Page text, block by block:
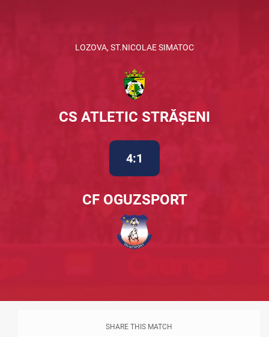
LOZOVA, ST.NICOLAE SIMATOC
CS ATLETIC STRĂȘENI
4:1
CF OGUZSPORT
SHARE THIS MATCH